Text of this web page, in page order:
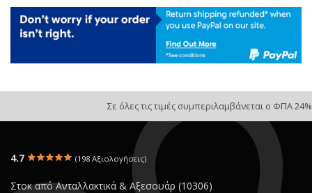
Σε όλες τις τιμές συμπεριλαμβάνεται ο ΦΠΑ 24%
4.7 (198 Αξιολογήσεις)
Στοκ από Ανταλλακτικά & Αξεσουάρ (10306)